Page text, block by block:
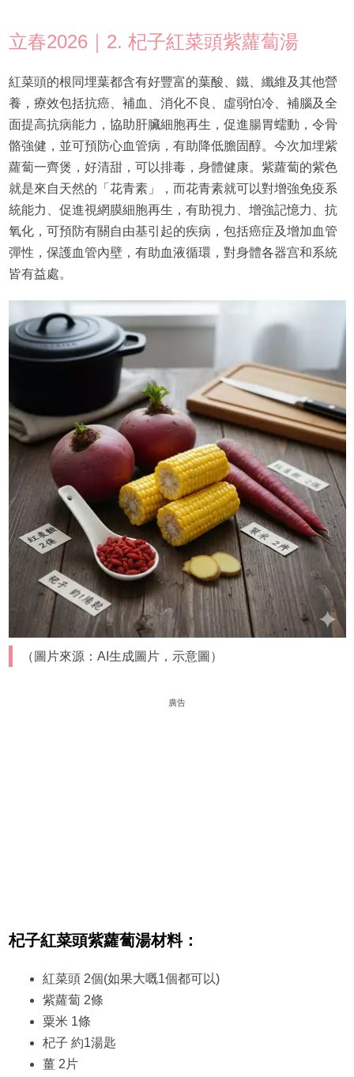
立春2026｜2. 杞子紅菜頭紫蘿蔔湯
紅菜頭的根同埋葉都含有好豐富的葉酸、鐵、纖維及其他營
養，療效包括抗癌、補血、消化不良、虛弱怕冷、補腦及全
面提高抗病能力，協助肝臟細胞再生，促進腸胃蠕動，令骨
骼強健，並可預防心血管病，有助降低膽固醇。今次加埋紫
蘿蔔一齊煲，好清甜，可以排毒，身體健康。紫蘿蔔的紫色
就是來自天然的「花青素」，而花青素就可以對增強免疫系
統能力、促進視網膜細胞再生，有助視力、增強記憶力、抗
氧化，可預防有關自由基引起的疾病，包括癌症及增加血管
彈性，保護血管內壁，有助血液循環，對身體各器宫和系統
皆有益處。
（圖片來源：AI生成圖片，示意圖）
廣告
杞子紅菜頭紫蘿蔔湯材料：
紅菜頭 2個(如果大嘅1個都可以)
紫蘿蔔 2條
粟米 1條
杞子 約1湯匙
薑 2片